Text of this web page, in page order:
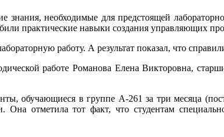
знания, необходимые для предстоящей
практические навыки создания управляющих
работу. А результат показал, что
работе Романова Елена Викторовна,
обучающиеся в группе А-261 за три месяца
отметила тот факт, что студентам